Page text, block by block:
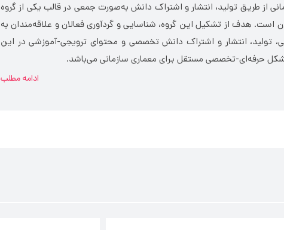
از طریق تولید، انتشار و اشتراک دانش به­‌صورت جمعی در قالب یکی از گروه­‌
است. هدف از تشکیل این گروه، شناسایی و گردآوری فعالان و علاقه­‌مندان به
تولید، انتشار و اشتراک دانش تخصصی و محتوای ترویجی-آموزشی در این
حرفه‌­ای-تخصصی مستقل برای معماری سازمانی می‌باشد.
ادامه مطلب